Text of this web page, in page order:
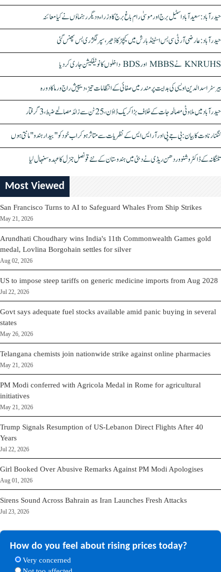
حیدرآباد: سعیدآباد اسٹیل برج اور موسیٰ رام باغ برج کا وزراء و دیگر رہنماؤں نے کیا معائنہ
حیدرآباد: عارضی آر ٹی سی بس اسٹینڈ بارش میں کیچڑ کا ڈھیر، سپر لگژری بس پھنس گئی
KNRUHS نے MBBS اور BDS داخلوں کا نوٹیفکیشن جاری کر دیا
بیرسٹر اسدالدین اویسی کی ہدایت پر مندر میں صفائی کے انتظامات تیز، دیپیش راج ورما کا دورہ
حیدرآباد میں ملاوٹی مصالحہ جات کے خلاف بڑا کریک ڈاؤن، 25 ٹن سے زائد مصالحے ضبط، 3 گرفتار
کنگنا رناوت کا بیان: بی جے پی اور آر ایس ایس کے نظریات سے متاثر ہو کر اب خود کو "بیدار ہندو" مانتی ہوں
تلنگانہ کے ڈاکٹر وشنو وردھن ریڈی نے دبئی میں ہندوستان کے نئے قونصل جنرل کا عہدہ سنبھال لیا
Most Viewed
San Francisco Turns to AI to Safeguard Whales From Ship Strikes
May 21, 2026
Arundhati Choudhary wins India's 11th Commonwealth Games gold
medal, Lovlina Borgohain settles for silver
Aug 02, 2026
US to impose steep tariffs on generic medicine imports from Aug 2028
Jul 22, 2026
Govt says adequate fuel stocks available amid panic buying in several
states
May 26, 2026
Telangana chemists join nationwide strike against online pharmacies
May 21, 2026
PM Modi conferred with Agricola Medal in Rome for agricultural
initiatives
May 21, 2026
Trump Signals Resumption of US-Lebanon Direct Flights After 40
Years
Jul 22, 2026
Girl Booked Over Abusive Remarks Against PM Modi Apologises
Aug 01, 2026
Sirens Sound Across Bahrain as Iran Launches Fresh Attacks
Jul 23, 2026
How do you feel about rising prices today?
Very concerned